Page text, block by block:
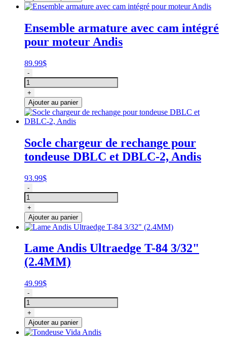
XFINE
ceramicEdge
(
1/50''
ou
Ensemble armature avec cam intégré
pour moteur Andis
89.99$
quantité
de
Ensemble
armature
avec
cam
intégré
moteur
Andis
-
+
Ajouter au panier
Socle chargeur de rechange pour
tondeuse DBLC et DBLC-2, Andis
93.99$
quantité
de
Socle
chargeur
de
rechange
tondeuse
DBLC
et
DBLC-
2,
Andis
-
+
Ajouter au panier
Lame Andis Ultraedge T-84 3/32"
(2.4MM)
49.99$
quantité
de
Lame
Andis
Ultraedge
T-
-
+
Ajouter au panier